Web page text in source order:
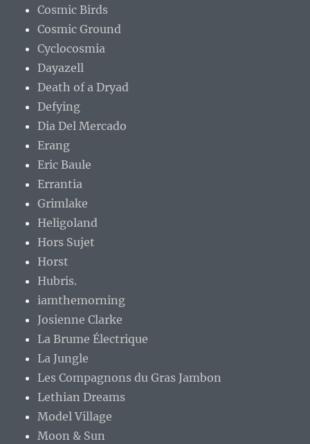
Cosmic Birds
Cosmic Ground
Cyclocosmia
Dayazell
Death of a Dryad
Defying
Dia Del Mercado
Erang
Eric Baule
Errantia
Grimlake
Heligoland
Hors Sujet
Horst
Hubris.
iamthemorning
Josienne Clarke
La Brume Électrique
La Jungle
Les Compagnons du Gras Jambon
Lethian Dreams
Model Village
Moon & Sun